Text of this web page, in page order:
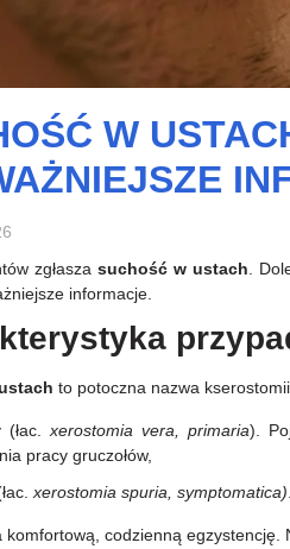
W
zgłaszasuchość w ustach .
informacje.
to potoczna nazwa kserostomii
(łac. xerostomia vera, primaria).
pracy gruczołów,
xerostomia spuria, symptomatica)
komfortową, codzienną egzystencję.